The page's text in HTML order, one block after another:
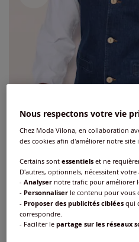
Gilet traditionnel
Réf : 407.972.004
Nous respectons votre vie
Chez Moda Vilona, en collaboration
des cookies afin d'améliorer notre site
Certains sontessentiels et ne
D'autres, optionnels, nécessitent votre
-Analyser notre trafic pour améliorer
- Personnaliser le contenu pour vous
- Proposer des publicités ciblées qui
correspondre.
- Faciliter lepartage sur les réseaux